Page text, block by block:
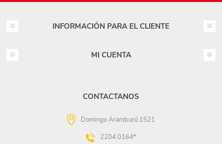
INFORMACIÓN PARA EL CLIENTE
MI CUENTA
CONTACTANOS
Domingo Aramburú 1521
2204 0164*